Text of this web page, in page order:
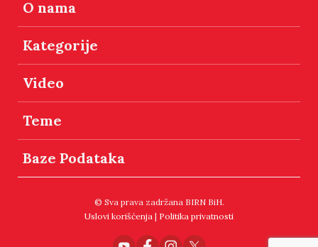
O nama
Kategorije
Video
Teme
Baze Podataka
© Sva prava zadržana BIRN BiH.
Uslovi korišćenja | Politika privatnosti